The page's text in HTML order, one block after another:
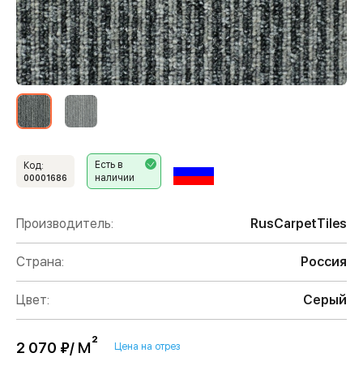
Код:
00001686
Есть в
наличии
Производитель: RusCarpetTiles
Страна: Россия
Цвет: Серый
2 070 ₽/ м² Цена на отрез